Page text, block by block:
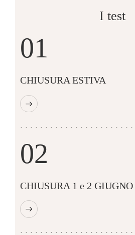
I test
01
CHIUSURA ESTIVA
02
CHIUSURA 1 e 2 GIUGNO